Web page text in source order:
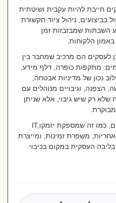
להיות עקבית ושיטתית
ניהול ציוד תקשורת
השבתות שמבזבזות זמן
הלקוחות.
לעסקים הם מרכיב שמחבר בין
מתקפות כופרה, דלף מידע,
נכון של מדיניות אבטחה,
וגיבויים מנוהלים עם
רק שיש גיבוי, אלא שניתן
כמו זה שמספקת יזמקוIT,
משפרת זמינות, ומייצרת
העסקית במקום בכיבוי